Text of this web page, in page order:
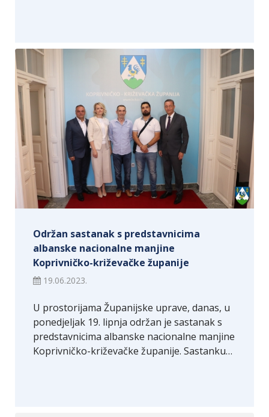
Održan sastanak s predstavnicima
albanske nacionalne manjine
Koprivničko-križevačke županije
19.06.2023.
U prostorijama Županijske uprave, danas, u
ponedjeljak 19. lipnja održan je sastanak s
predstavnicima albanske nacionalne manjine
Koprivničko-križevačke županije. Sastanku…